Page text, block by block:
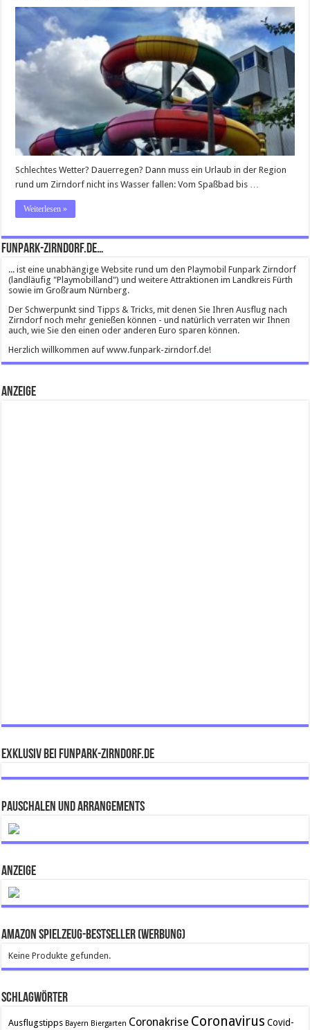
Schlechtes Wetter? Dauerregen? Dann muss ein Urlaub in der Region
rund um Zirndorf nicht ins Wasser fallen: Vom Spaßbad bis …
Weiterlesen »
Funpark-Zirndorf.de…
... ist eine unabhängige Website rund um den Playmobil Funpark Zirndorf
(landläufig "Playmobilland") und weitere Attraktionen im Landkreis Fürth
sowie im Großraum Nürnberg.
Der Schwerpunkt sind Tipps & Tricks, mit denen Sie Ihren Ausflug nach
Zirndorf noch mehr genießen können - und natürlich verraten wir Ihnen
auch, wie Sie den einen oder anderen Euro sparen können.
Herzlich willkommen auf www.funpark-zirndorf.de!
Anzeige
Exklusiv bei FUNPARK-ZIRNDORF.DE
Pauschalen und Arrangements
ANZEIGE
Amazon Spielzeug-Bestseller (Werbung)
Keine Produkte gefunden.
Schlagwörter
Ausflugstipps Bayern Biergarten Coronakrise Coronavirus Covid-